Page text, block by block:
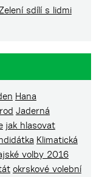
sdílí s lidmi
Hana
Jaderná
jak hlasovat
Klimatická
volby 2016
okrskové volební